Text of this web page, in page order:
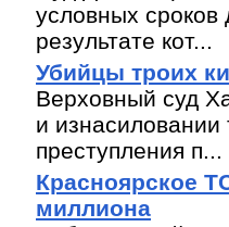
условных
результате кот...
Убийцы троих
Верховный суд
и
преступления п...
Красноярское
миллиона